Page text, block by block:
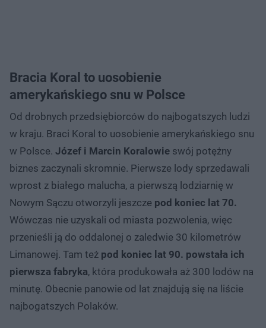
Bracia Koral to uosobienie
amerykańskiego snu w Polsce
Od drobnych przedsiębiorców do najbogatszych ludzi
w kraju. Braci Koral to uosobienie amerykańskiego snu
w Polsce. Józef i Marcin Koralowie swój potężny
biznes zaczynali skromnie. Pierwsze lody sprzedawali
wprost z białego malucha, a pierwszą lodziarnię w
Nowym Sączu otworzyli jeszcze pod koniec lat 70.
Wówczas nie uzyskali od miasta pozwolenia, więc
przenieśli ją do oddalonej o zaledwie 30 kilometrów
Limanowej. Tam też pod koniec lat 90. powstała ich
pierwsza fabryka, która produkowała aż 300 lodów na
minutę. Obecnie panowie od lat znajdują się na liście
najbogatszych Polaków.